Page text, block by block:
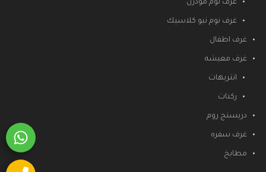
غرف نوم مودرن
غرف نوم نيو كلاسيك
غرف اطفال
غرف معيشه
انتريهات
ركنات
دريسنج روم
غرف سفره
مطابخ